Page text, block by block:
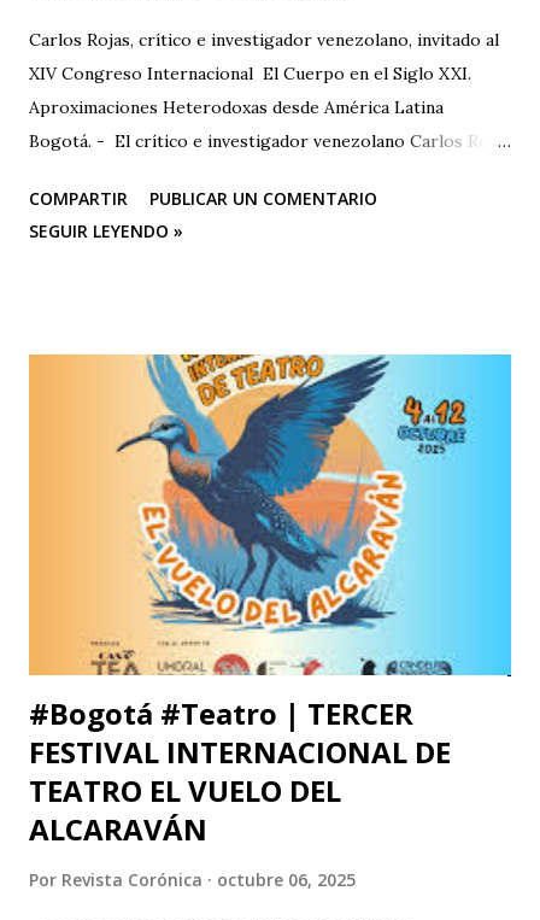
Carlos Rojas, crítico e investigador venezolano, invitado al
XIV Congreso Internacional El Cuerpo en el Siglo XXI.
Aproximaciones Heterodoxas desde América Latina
Bogotá. - El crítico e investigador venezolano Carlos Rojas
Experimental de las Artes (UNEARTE), de Venezuela, en la
nueva edición del XIV Congreso Internacional El Cuerpo en
Francisco José de Caldas (Bogotá, Colombia). El congreso
cuenta con el respaldo de instituciones académicas de gran
prestigio como la Universidad Michoacana de San Nicolás
de Hidalgo (México), la Facultad de Estudios Superiores
Iztacala (UNAM, México) y la Facultad de Estudios
Superiores Acatlán (UNAM, México), además de un comité
organizador comprometido con abrir nuevas miradas sobre
el cuerpo, la esce...
COMPARTIR
PUBLICAR UN COMENTARIO
SEGUIR LEYENDO »
#Bogotá #Teatro | TERCER
FESTIVAL INTERNACIONAL DE
TEATRO EL VUELO DEL
ALCARAVÁN
Por Revista Corónica octubre 06, 2025